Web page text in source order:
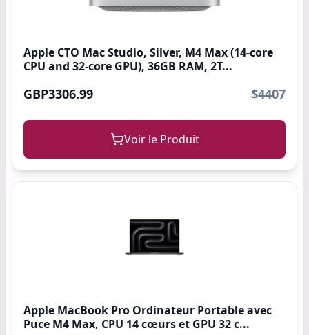
Apple CTO Mac Studio, Silver, M4 Max (14-core
CPU and 32-core GPU), 36GB RAM, 2T...
GBP3306.99 $4407
Voir le Produit
Apple MacBook Pro Ordinateur Portable avec
Puce M4 Max, CPU 14 cœurs et GPU 32 c...